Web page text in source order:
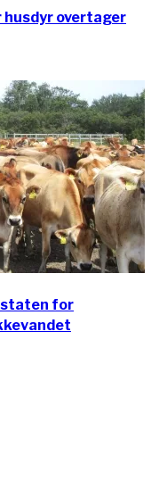
overtager
for